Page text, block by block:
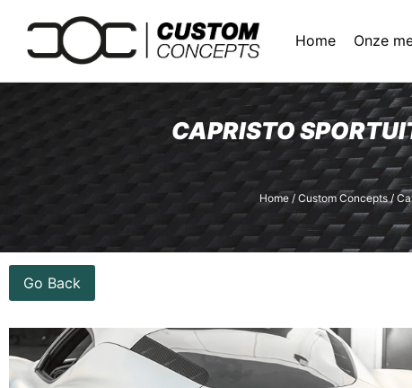
Home Onze
CAPRISTO
Home/ Custom Concepts/
Go Back